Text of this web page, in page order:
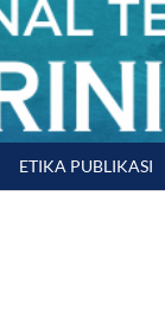
ETIKA PUBLIKASI